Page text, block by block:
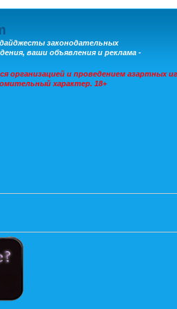
законодательных
ваши объявления и реклама -
организацией и проведением азартных
характер. 18+